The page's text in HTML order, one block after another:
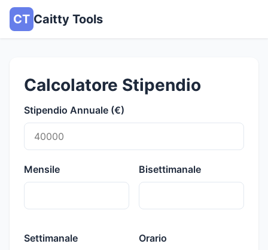
CT Caitty Tools
Calcolatore Stipendio
Stipendio Annuale (€)
Mensile Bisettimanale
Settimanale Orario